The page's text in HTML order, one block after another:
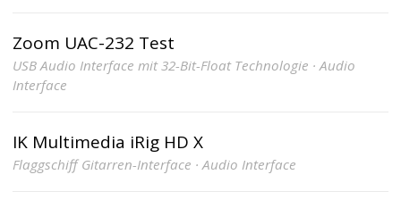
Zoom UAC-232 Test
USB Audio Interface mit 32-Bit-Float Technologie · Audio
Interface
IK Multimedia iRig HD X
Flaggschiff Gitarren-Interface · Audio Interface